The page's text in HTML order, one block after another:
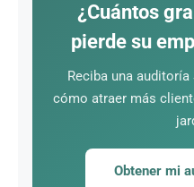
¿Cuántos
pierde su
Reciba una
cómo atraer más
Obtener mi